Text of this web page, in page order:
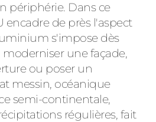
périphérie. Dans ce
encadre de près l'aspect
s'impose dès
une façade,
ou poser un
messin, océanique
semi-continentale,
régulières, fait